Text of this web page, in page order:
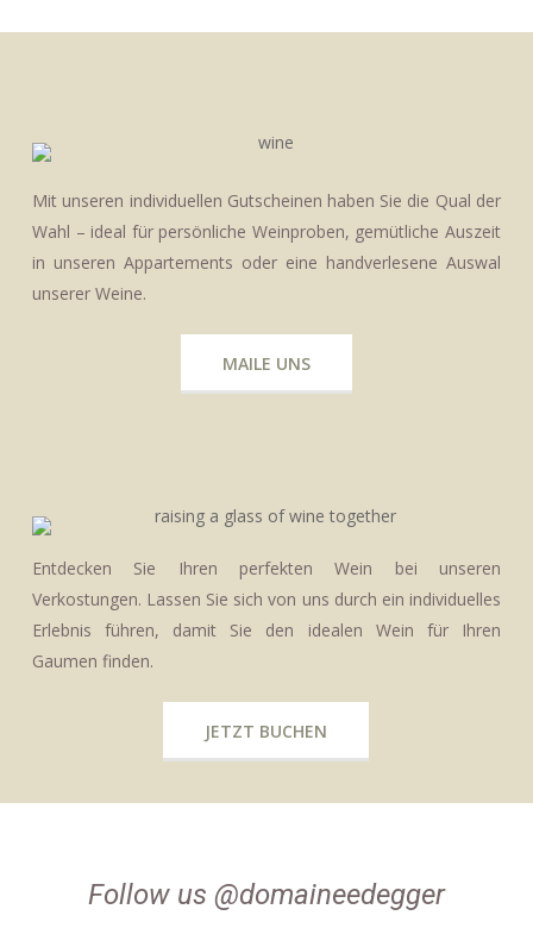
Mit unseren individuellen Gutscheinen haben Sie die Qual der
Wahl – ideal für persönliche Weinproben, gemütliche Auszeit
in unseren Appartements oder eine handverlesene Auswal
unserer Weine.
MAILE UNS
Entdecken Sie Ihren perfekten Wein bei unseren
Verkostungen. Lassen Sie sich von uns durch ein individuelles
Erlebnis führen, damit Sie den idealen Wein für Ihren
Gaumen finden.
JETZT BUCHEN
Follow us @domaineedegger